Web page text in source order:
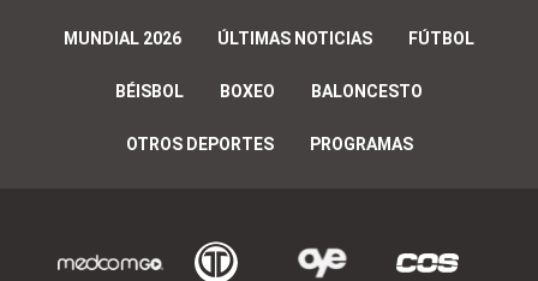
MUNDIAL 2026 ÚLTIMAS NOTICIAS FÚTBOL
BÉISBOL BOXEO BALONCESTO
OTROS DEPORTES PROGRAMAS